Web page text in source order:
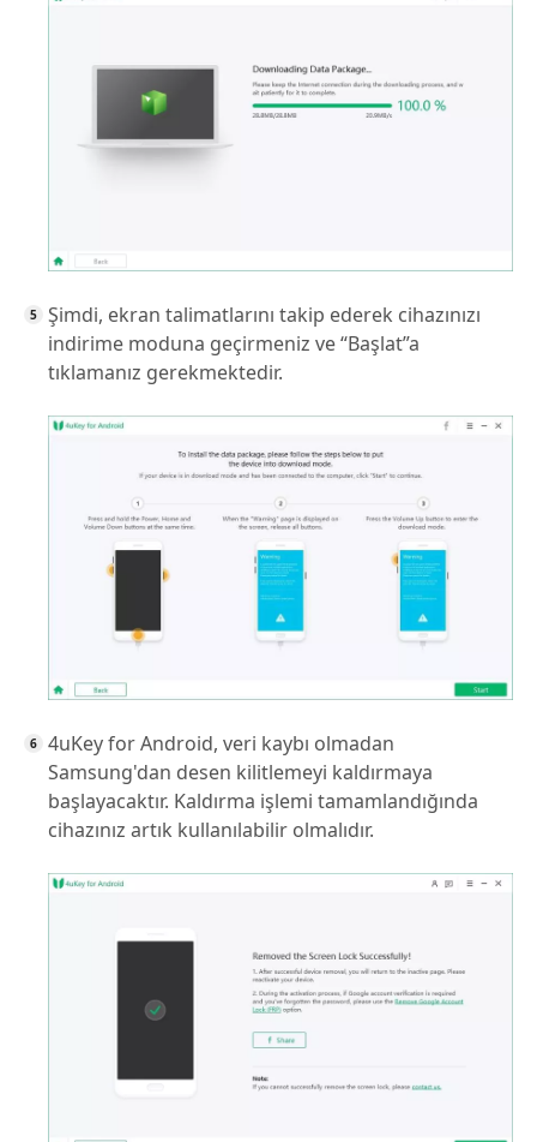
Şimdi, ekran talimatlarını takip ederek cihazınızı
indirime moduna geçirmeniz ve “Başlat”a
tıklamanız gerekmektedir.
4uKey for Android, veri kaybı olmadan
Samsung'dan desen kilitlemeyi kaldırmaya
başlayacaktır. Kaldırma işlemi tamamlandığında
cihazınız artık kullanılabilir olmalıdır.